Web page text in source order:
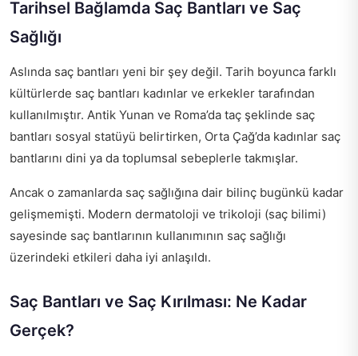
Tarihsel Bağlamda Saç Bantları ve Saç
Sağlığı
Aslında saç bantları yeni bir şey değil. Tarih boyunca farklı
kültürlerde saç bantları kadınlar ve erkekler tarafından
kullanılmıştır. Antik Yunan ve Roma’da taç şeklinde saç
bantları sosyal statüyü belirtirken, Orta Çağ’da kadınlar saç
bantlarını dini ya da toplumsal sebeplerle takmışlar.
Ancak o zamanlarda saç sağlığına dair bilinç bugünkü kadar
gelişmemişti. Modern dermatoloji ve triko­loji (saç bilimi)
sayesinde saç bantlarının kullanımının saç sağlığı
üzerindeki etkileri daha iyi anlaşıldı.
Saç Bantları ve Saç Kırılması: Ne Kadar
Gerçek?